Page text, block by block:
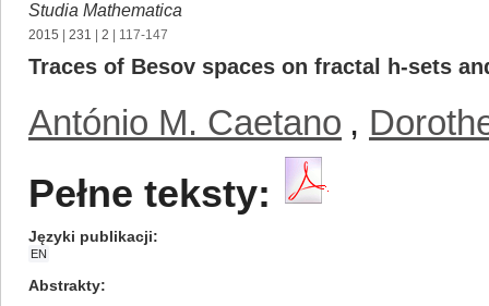
Studia Mathematica
2015 231 2 | 117-147
Traces of Besov spaces on fractal h-sets
António M. Caetano ,
Pełne teksty:
Języki publikacji
EN
Abstrakty